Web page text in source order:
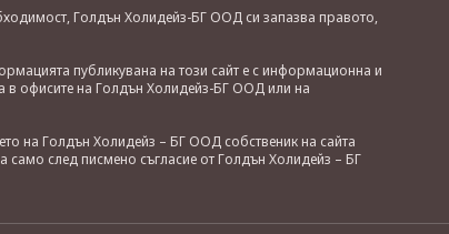
Голдън Холидейз-БГ ООД си запазва правото,
публикувана на този сайт е с информационна и
в офисите на Голдън Холидейз-БГ ООД или на
на Голдън Холидейз – БГ ООД собственик на сайта
след писмено съгласие от Голдън Холидейз – БГ